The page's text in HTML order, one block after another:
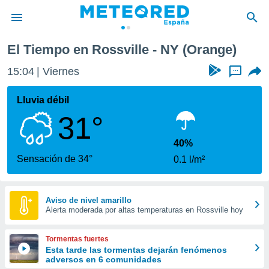
de
por
se
calidad.
a este
las
y
forma
digital
basada
El Tiempo en Rossville - NY (Orange)
15:04 Viernes ...
Lluvia débil
31°
Sensación de 34°
40%
0.1 l/m²
Aviso de nivel amarillo
Alerta moderada por altas temperaturas en Rossville hoy
Tormentas fuertes
Esta tarde las tormentas dejarán fenómenos
adversos en 6 comunidades